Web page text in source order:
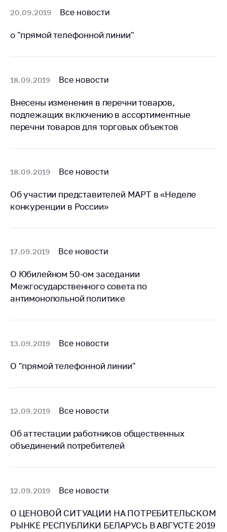
линия
Горячая линия
Сообщить о росте
Сообщить о росте
цен на лекарства и
медицинские
Адрес и режим
Приемная
Пресс-служба
Вышестоящий
государственный
орган
цен
на лекарственные
медицинскую
Решение Комиссии
по установлению
антимонопольного
Предостережения и
20.09.2019 Все новости
о "прямой телефонной линии"
18.09.2019 Все новости
Внесены изменения в перечни товаров,
подлежащих включению в ассортиментные
перечни товаров для торговых объектов
18.09.2019 Все новости
Об участии представителей МАРТ в «Неделе
конкуренции в России»
17.09.2019 Все новости
О Юбилейном 50-ом заседании
Межгосударственного совета по
антимонопольной политике
13.09.2019 Все новости
О "прямой телефонной линии"
12.09.2019 Все новости
Об аттестации работников общественных
объединений потребителей
12.09.2019 Все новости
О ЦЕНОВОЙ СИТУАЦИИ НА ПОТРЕБИТЕЛЬСКОМ
РЫНКЕ РЕСПУБЛИКИ БЕЛАРУСЬ В АВГУСТЕ 2019